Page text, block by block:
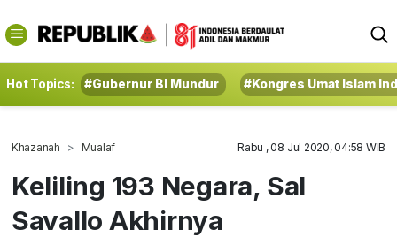
Hot Topics: #Gubernur BI Mundur #Kongres Umat Islam
Khazanah Mualaf Rabu , 08 Jul 2020, 04:58 WIB
Keliling 193 Negara, Sal
Savallo Akhirnya